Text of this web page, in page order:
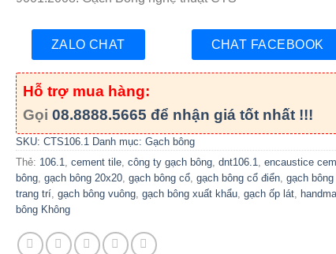
ZALO CHAT CHAT FACEBOOK
Hỗ trợ mua hàng:
Gọi 08.8888.5665 để nhận giá tốt nhất !!!
SKU: CTS106.1 Danh mục: Gạch bông
Thẻ: 106.1, cement tile, công ty gạch bông, dnt106.1, encaustice
bông, gạch bông 20x20, gạch bông cổ, gạch bông cổ điển, gạch bông
trang trí, gạch bông vuông, gạch bông xuất khẩu, gạch ốp lát,
bông Không